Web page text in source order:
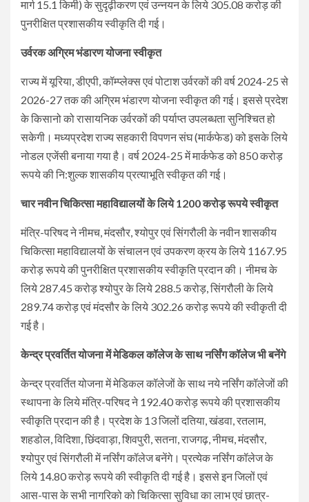
मार्ग 15.1 किमी) के सुदृढ़ीकरण एवं उन्नयन के लिये 305.08 करोड़ की
पुनरीक्षित प्रशासकीय स्वीकृति दी गई।
उर्वरक अग्रिम भंडारण योजना स्वीकृत
राज्य में यूरिया, डीएपी, कॉम्प्लेक्स एवं पोटाश उर्वरकों की वर्ष 2024-25 से
2026-27 तक की अग्रिम भंडारण योजना स्वीकृत की गई। इससे प्रदेश
के किसानो को रासायनिक उर्वरकों की पर्याप्त उपलब्धता सुनिश्चित हो
सकेगी। मध्यप्रदेश राज्य सहकारी विपणन संघ (मार्कफेड) को इसके लिये
नोडल एजेंसी बनाया गया है। वर्ष 2024-25 में मार्कफेड को 850 करोड़
रूपये की नि:शुल्क शासकीय प्रत्याभूति स्वीकृत की गई।
चार नवीन चिकित्सा महाविद्यालयों के लिये 1200 करोड़ रूपये स्वीकृत
मंत्रि-परिषद ने नीमच, मंदसौर, श्योपुर एवं सिंगरौली के नवीन शासकीय
चिकित्सा महाविद्यालयों के संचालन एवं उपकरण क्रय के लिये 1167.95
करोड़ रूपये की पुनरीक्षित प्रशासकीय स्वीकृति प्रदान की। नीमच के
लिये 287.45 करोड़ श्योपुर के लिये 288.5 करोड़, सिंगरौली के लिये
289.74 करोड़ एवं मंदसौर के लिये 302.26 करोड़ रूपये की स्वीकृती दी
गई है।
केन्द्र प्रवर्तित योजना में मेडिकल कॉलेज के साथ नर्सिंग कॉलेज भी बनेंगे
केन्द्र प्रवर्तित योजना में मेडिकल कॉलेजों के साथ नये नर्सिंग कॉलेजों की
स्थापना के लिये मंत्रि-परिषद ने 192.40 करोड़ रूपये की प्रशासकीय
स्वीकृति प्रदान की है। प्रदेश के 13 जिलों दतिया, खंडवा, रतलाम,
शहडोल, विदिशा, छिंदवाड़ा, शिवपुरी, सतना, राजगढ़, नीमच, मंदसौर,
श्योपुर एवं सिंगरौली में नर्सिंग कॉलेज बनेंगे। प्रत्येक नर्सिंग कॉलेज के
लिये 14.80 करोड़ रूपये की स्वीकृति दी गई है। इससे इन जिलों एवं
आस-पास के सभी नागरिको को चिकित्सा सुविधा का लाभ एवं छात्र-